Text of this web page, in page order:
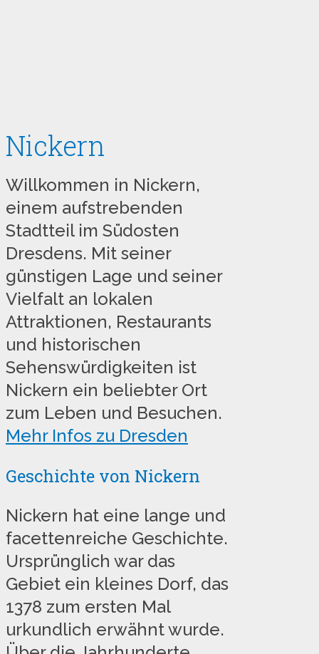
Nickern
Willkommen in Nickern,
einem aufstrebenden
Stadtteil im Südosten
Dresdens. Mit seiner
günstigen Lage und seiner
Vielfalt an lokalen
Attraktionen, Restaurants
und historischen
Sehenswürdigkeiten ist
Nickern ein beliebter Ort
zum Leben und Besuchen.
Mehr Infos zu Dresden
Geschichte von Nickern
Nickern hat eine lange und
facettenreiche Geschichte.
Ursprünglich war das
Gebiet ein kleines Dorf, das
1378 zum ersten Mal
urkundlich erwähnt wurde.